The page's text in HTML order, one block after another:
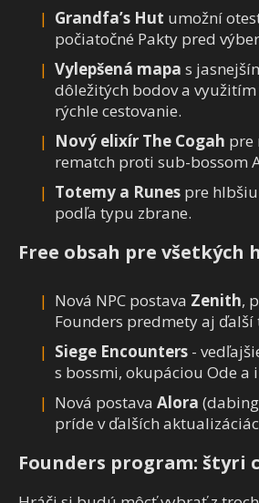
Grandfa’s Hut umožní
počiatočné Pakty pred
Vylepšená mapa s
dôležitých bodov a využitím
rýchle cestovanie.
Nový elixír The Cogah pre
rematch proti sub-bossom
Totemy a Runes pre
podľa typu zbrane.
Free obsah pre všetkých
Nová NPC postava Zenith,
Founders predmety aj ďalší
Siege Encounters -
s bossmi, okupáciou Ode a
Nová postava Alora
príde v ďalších
Founders program: štyri